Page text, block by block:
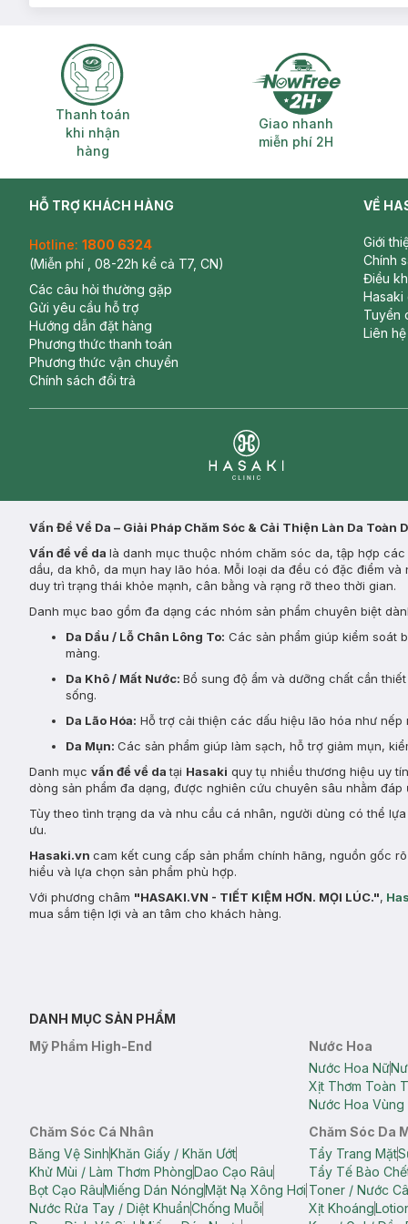
Thanh toán khi nhận hàng
Thanh toán
khi nhận
hàng
Giao nhanh
Giao nhanh
miễn phí 2H
HỖ TRỢ KHÁCH HÀNG
Hotline: 1800 6324
(Miễn phí , 08-22h kể cả T7, CN)
Các câu hỏi thường gặp
Gửi yêu cầu hỗ trợ
Hướng dẫn đặt hàng
Phương thức thanh toán
Phương thức vận chuyển
Chính sách đổi trả
VỀ
Giới
Chính
Điều
Hasaki
Tuyển
Liên hệ
Vấn Đề Về Da – Giải Pháp Chăm Sóc & Cải Thiện Làn Da Toàn
Vấn đề về da là danh mục thuộc nhóm chăm sóc da, tập hợp
dầu, da khô, da mụn hay lão hóa. Mỗi loại da đều có đặc điểm
duy trì trạng thái khỏe mạnh, cân bằng và rạng rỡ theo thời gian.
Danh mục bao gồm đa dạng các nhóm sản phẩm chuyên biệt
Da Dầu / Lỗ Chân Lông To: Các sản phẩm giúp kiểm soát
màng.
Da Khô / Mất Nước: Bổ sung độ ẩm và dưỡng chất cần
sống.
Da Lão Hóa: Hỗ trợ cải thiện các dấu hiệu lão hóa như
Da Mụn: Các sản phẩm giúp làm sạch, hỗ trợ giảm mụn,
Danh mục vấn đề về datại Hasaki quy tụ nhiều thương hiệu uy
dòng sản phẩm đa dạng, được nghiên cứu chuyên sâu nhằm
Tùy theo tình trạng da và nhu cầu cá nhân, người dùng có thể
ưu.
Hasaki.vn cam kết cung cấp sản phẩm chính hãng, nguồn gốc
hiểu và lựa chọn sản phẩm phù hợp.
Với phương châm "HASAKI.VN - TIẾT KIỆM HƠN. MỌI LÚC.",
mua sắm tiện lợi và an tâm cho khách hàng.
DANH MỤC SẢN PHẨM
Mỹ Phẩm High-End
Nước Hoa
Nước Hoa Nữ
Xịt Thơm Toàn
Nước Hoa Vùng
Chăm Sóc Cá Nhân
Băng Vệ SinhKhăn Giấy / Khăn Ướt
Khử Mùi / Làm Thơm PhòngDao Cạo Râu
Bọt Cạo RâuMiếng Dán NóngMặt Nạ Xông Hơi
Nước Rửa Tay / Diệt KhuẩnChống Muỗi
Chăm Sóc Da
Tẩy Trang Mặt
Tẩy Tế Bào
Toner / Nước
Xịt Khoáng